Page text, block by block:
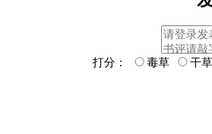
打分： 毒草 干草